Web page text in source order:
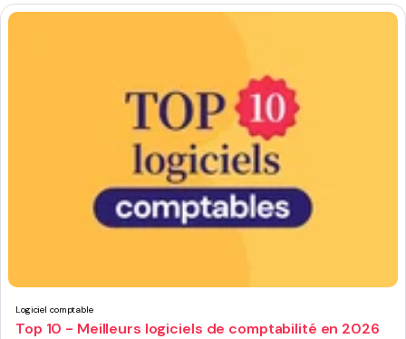
Logiciel comptable
Top 10 - Meilleurs logiciels de comptabilité en 2026